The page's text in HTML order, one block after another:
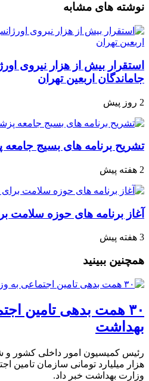
نوشته های مشابه
استقرار بیش از هزار نیروی
جاماندگان اربعین تهران
2 روز پیش
تشریح برنامه های بسیج جامعه
2 هفته پیش
آغاز برنامه های حوزه سلامت
3 هفته پیش
همچنین ببینید
۳۰ همت بدهی تامین
بهداشت
هزار میلیارد تومانی سازمان تامین
وزارت بهداشت خبر داد.